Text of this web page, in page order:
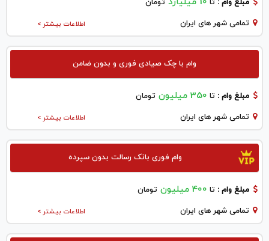
مبلغ وام : تا تومان
اطلاعات بیشتر > تمامی شهر های ایران
وام با چک صیادی فوری و بدون ضامن
مبلغ وام : تا 350 میلیون تومان
اطلاعات بیشتر > تمامی شهر های ایران
وام فوری بانک رسالت بدون سپرده
مبلغ وام : تا 400 میلیون تومان
اطلاعات بیشتر > تمامی شهر های ایران